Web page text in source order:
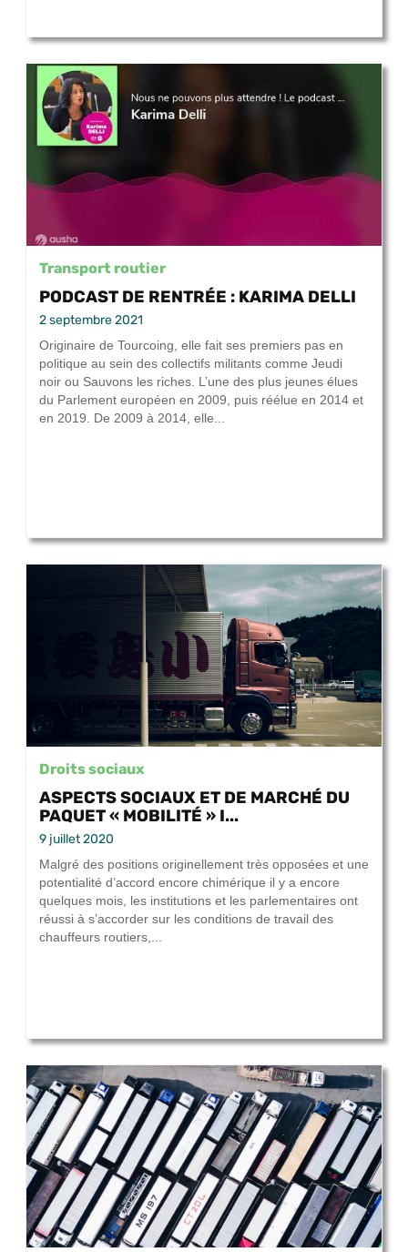
Transport routier
PODCAST DE RENTRÉE : KARIMA DELLI
2 septembre 2021
Originaire de Tourcoing, elle fait ses premiers pas en
politique au sein des collectifs militants comme Jeudi
noir ou Sauvons les riches. L’une des plus jeunes élues
du Parlement européen en 2009, puis réélue en 2014 et
en 2019. De 2009 à 2014, elle...
Droits sociaux
ASPECTS SOCIAUX ET DE MARCHÉ DU
PAQUET « MOBILITÉ » I...
9 juillet 2020
Malgré des positions originellement très opposées et une
potentialité d’accord encore chimérique il y a encore
quelques mois, les institutions et les parlementaires ont
réussi à s’accorder sur les conditions de travail des
chauffeurs routiers,...